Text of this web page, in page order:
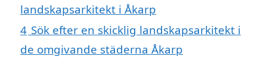
landskapsarkitekt i Åkarp
4 Sök efter en skicklig landskapsarkitekt i
de omgivande städerna Åkarp